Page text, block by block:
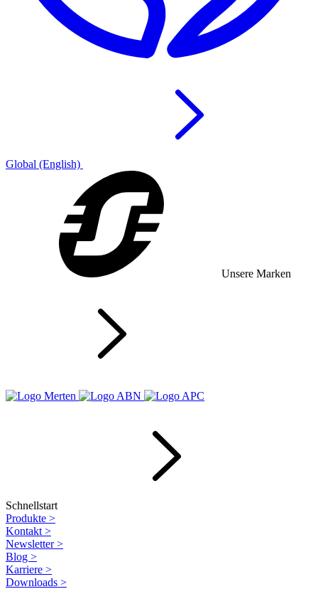
Global (English)
Unsere Marken
Schnellstart
Produkte >
Kontakt >
Newsletter>
Blog >
Karriere >
Downloads >